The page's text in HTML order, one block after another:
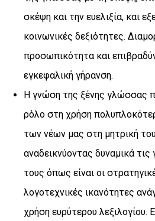
σκέψη και την ευελιξία, και
κοινωνικές δεξιότητες.
προσωπικότητα και
εγκεφαλική γήρανση.
Η γνώση της ξένης γλώσσας
ρόλο στη χρήση
των νέων μας στη μητρική
αναδεικνύοντας δυναμικά
τους όπως είναι οι
λογοτεχνικές ικανότητες
χρήση ευρύτερου λεξιλογίου.